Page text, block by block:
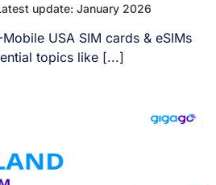
update: January 2026
USA SIM cards & eSIMs
topics like [...]